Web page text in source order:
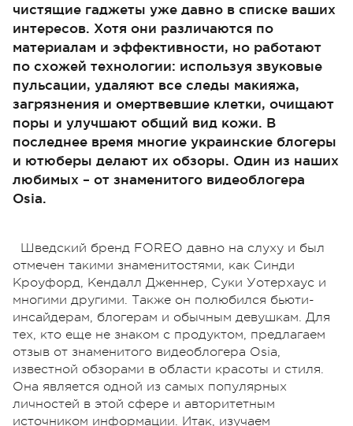
чистящие гаджеты уже давно в списке ваших
интересов. Хотя они различаются по
материалам и эффективности, но работают
по схожей технологии: используя звуковые
пульсации, удаляют все следы макияжа,
загрязнения и омертвевшие клетки, очищают
поры и улучшают общий вид кожи. В
последнее время многие украинские блогеры
и ютюберы делают их обзоры. Один из наших
любимых – от знаменитого видеоблогера
Osia.
Шведский бренд FOREO давно на слуху и был
отмечен такими знаменитостями, как Синди
Кроуфорд, Кендалл Дженнер, Суки Уотерхаус и
многими другими. Также он полюбился бьюти-
инсайдерам, блогерам и обычным девушкам. Для
тех, кто еще не знаком с продуктом, предлагаем
отзыв от знаменитого видеоблогера Osia,
известной обзорами в области красоты и стиля.
Она является одной из самых популярных
личностей в этой сфере и авторитетным
источником информации. Итак, изучаем